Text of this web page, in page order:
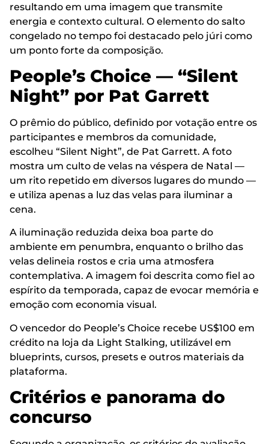
resultando em uma imagem que transmite
energia e contexto cultural. O elemento do salto
congelado no tempo foi destacado pelo júri como
um ponto forte da composição.
People’s Choice — “Silent
Night” por Pat Garrett
O prêmio do público, definido por votação entre os
participantes e membros da comunidade,
escolheu “Silent Night”, de Pat Garrett. A foto
mostra um culto de velas na véspera de Natal —
um rito repetido em diversos lugares do mundo —
e utiliza apenas a luz das velas para iluminar a
cena.
A iluminação reduzida deixa boa parte do
ambiente em penumbra, enquanto o brilho das
velas delineia rostos e cria uma atmosfera
contemplativa. A imagem foi descrita como fiel ao
espírito da temporada, capaz de evocar memória e
emoção com economia visual.
O vencedor do People’s Choice recebe US$100 em
crédito na loja da Light Stalking, utilizável em
blueprints, cursos, presets e outros materiais da
plataforma.
Critérios e panorama do
concurso